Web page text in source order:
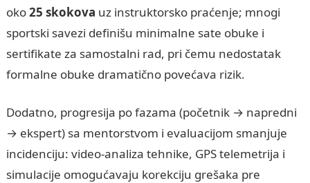
oko25 skokova uz instruktorsko praćenje; mnogi
sportski savezi definišu minimalne sate obuke i
sertifikate za samostalni rad, pri čemu nedostatak
formalne obuke dramatično povećava rizik.
Dodatno, progresija po fazama (početnik → napredni
→ ekspert) sa mentorstvom i evaluacijom smanjuje
incidenciju: video-analiza tehnike, GPS telemetrija i
simulacije omogućavaju korekciju grešaka pre